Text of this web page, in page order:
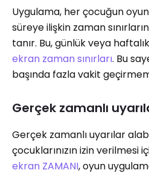
Uygulama, her çocuğun
süreye ilişkin zaman
tanır. Bu, günlük veya
ekran zaman sınırları. Bu
başında fazla vakit
Gerçek zamanlı
Gerçek zamanlı uyarılar
çocuklarınızın izin verilmesi
ekran ZAMANI, oyun